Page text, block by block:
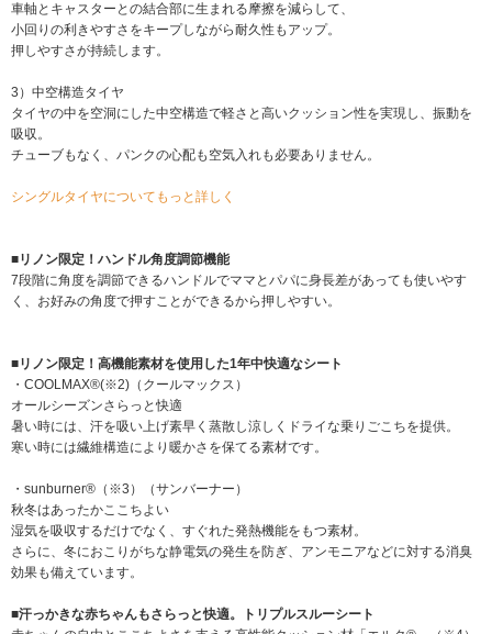
車軸とキャスターとの結合部に生まれる摩擦を減らして、
小回りの利きやすさをキープしながら耐久性もアップ。
押しやすさが持続します。
3）中空構造タイヤ
タイヤの中を空洞にした中空構造で軽さと高いクッション性を実現し、振動を
吸収。
チューブもなく、パンクの心配も空気入れも必要ありません。
シングルタイヤについてもっと詳しく
■リノン限定！ハンドル角度調節機能
7段階に角度を調節できるハンドルでママとパパに身長差があっても使いやす
く、お好みの角度で押すことができるから押しやすい。
■リノン限定！高機能素材を使用した1年中快適なシート
・COOLMAX®(※2)（クールマックス）
オールシーズンさらっと快適
暑い時には、汗を吸い上げ素早く蒸散し涼しくドライな乗りごこちを提供。
寒い時には繊維構造により暖かさを保てる素材です。
・sunburner®（※3）（サンバーナー）
秋冬はあったかここちよい
湿気を吸収するだけでなく、すぐれた発熱機能をもつ素材。
さらに、冬におこりがちな静電気の発生を防ぎ、アンモニアなどに対する消臭
効果も備えています。
■汗っかきな赤ちゃんもさらっと快適。トリプルスルーシート